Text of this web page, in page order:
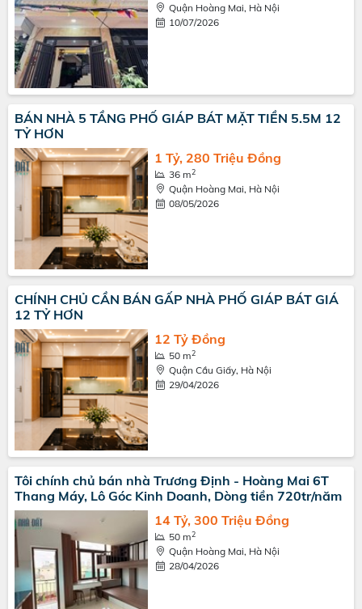
Quận Hoàng Mai, Hà Nội
10/07/2026
BÁN NHÀ 5 TẦNG PHỐ GIÁP BÁT MẶT TIỀN 5.5M 12
TỶ HƠN
1 Tỷ, 280 Triệu Đồng
36 m2
Quận Hoàng Mai, Hà Nội
08/05/2026
CHÍNH CHỦ CẦN BÁN GẤP NHÀ PHỐ GIÁP BÁT GIÁ
12 TỶ HƠN
12 Tỷ Đồng
50 m2
Quận Cầu Giấy, Hà Nội
29/04/2026
Tôi chính chủ bán nhà Trương Định - Hoàng Mai 6T
Thang Máy, Lô Góc Kinh Doanh, Dòng tiền 720tr/năm
14 Tỷ, 300 Triệu Đồng
50 m2
Quận Hoàng Mai, Hà Nội
28/04/2026